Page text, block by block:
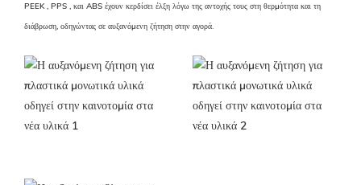
PEEK , PPS , και ABS έχουν κερδίσει έλξη λόγω της αντοχής τους στη θερμότητα και τη
διάβρωση, οδηγώντας σε αυξανόμενη ζήτηση στην αγορά.